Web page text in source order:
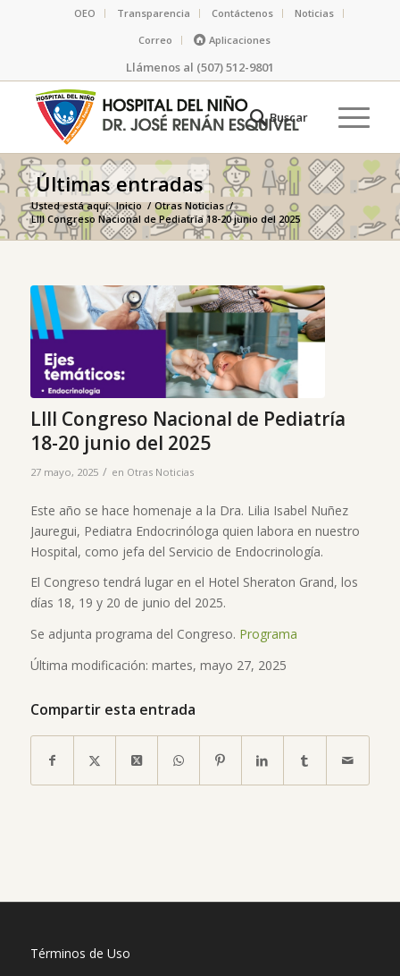
OEO Transparencia Contáctenos
Noticias
Correo
Aplicaciones
Llámenos al (507) 512-9801
Últimas entradas
Usted está aquí: Inicio / Otras Noticias /
LIII Congreso Nacional de Pediatría 18-20 junio del 2025
LIII Congreso Nacional de Pediatría
18-20 junio del 2025
27 mayo, 2025 / en Otras Noticias
Este año se hace homenaje a la Dra. Lilia Isabel Nuñez
Jauregui, Pediatra Endocrinóloga quien labora en nuestro
Hospital, como jefa del Servicio de Endocrinología.
El Congreso tendrá lugar en el Hotel Sheraton Grand, los
días 18, 19 y 20 de junio del 2025.
Se adjunta programa del Congreso. Programa
Última modificación: martes, mayo 27, 2025
Compartir esta entrada
Términos de Uso